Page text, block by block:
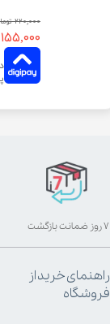
۲۲۰,۰۰۰ تومان
۱۵۵,۰۰۰ تومان
۷ روز ضمانت بازگشت
راهنمای خرید از
فروشگاه